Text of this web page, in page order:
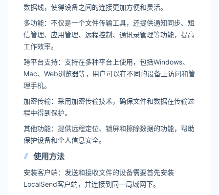
数据线，使得设备之间的连接更加方便和灵活‌。
‌多功能‌：不仅是一个文件传输工具，还提供通知同步、短
信管理、应用管理、远程控制、通讯录管理等功能，提高
工作效率‌。
‌跨平台支持‌：支持在多种平台上使用，包括Windows、
Mac、Web浏览器等，用户可以在不同的设备上访问和管
理手机‌。
‌加密传输‌：采用加密传输技术，确保文件和数据在传输过
程中得到保护‌。
‌其他功能‌：提供远程定位、锁屏和擦除数据的功能，帮助
保护设备和个人信息安全‌。
使用方法
‌安装客户端‌：发送和接收文件的设备需要首先安装
LocalSend客户端，并连接到同一局域网下‌。